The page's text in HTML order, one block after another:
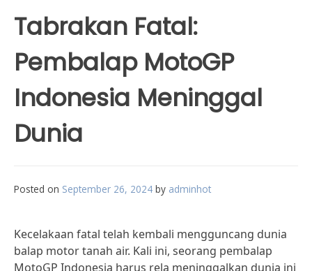
Tabrakan Fatal:
Pembalap MotoGP
Indonesia Meninggal
Dunia
Posted on September 26, 2024 by adminhot
Kecelakaan fatal telah kembali mengguncang dunia
balap motor tanah air. Kali ini, seorang pembalap
MotoGP Indonesia harus rela meninggalkan dunia ini